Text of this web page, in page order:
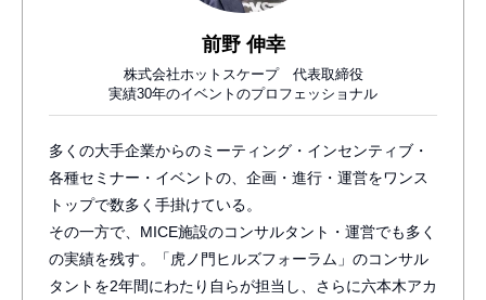
前野 伸幸
株式会社ホットスケープ 代表取締役
実績30年のイベントのプロフェッショナル
多くの大手企業からのミーティング・インセンティブ・
各種セミナー・イベントの、企画・進行・運営をワンス
トップで数多く手掛けている。
その一方で、MICE施設のコンサルタント・運営でも多く
の実績を残す。「虎ノ門ヒルズフォーラム」のコンサル
タントを2年間にわたり自らが担当し、さらに六本木アカ